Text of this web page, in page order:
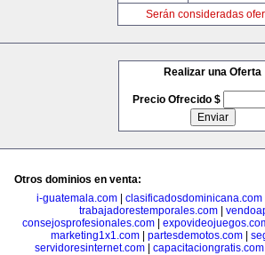
Serán consideradas
Realizar una Oferta
Precio Ofrecido $
Otros dominios en venta:
i-guatemala.com
clasificadosdominicana.com
trabajadorestemporales.com
consejosprofesionales.com|
marketing1x1.com| partesdemotos.com|
servidoresinternet.com| capacitaciongratis.com